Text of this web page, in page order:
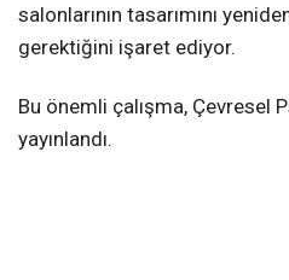
salonlarının tasarımını
gerektiğini işaret ediyor.
Bu önemli çalışma, Çevresel
yayınlandı.